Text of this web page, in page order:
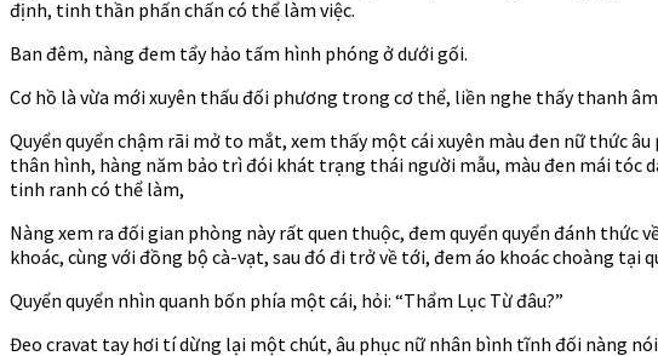
định, tinh thần phấn chấn có thể làm việc.
Ban đêm, nàng đem tẩy hảo tấm hình phóng ở dưới gối.
Cơ hồ là vừa mới xuyên thấu đối phương trong cơ thể, liền nghe thấy thanh
Quyển quyển chậm rãi mở to mắt, xem thấy một cái xuyên màu đen nữ thức
thân hình, hàng năm bảo trì đói khát trạng thái người mẫu, màu đen mái tóc
tinh ranh có thể làm,
Nàng xem ra đối gian phòng này rất quen thuộc, đem quyển quyển đánh thức
khoác, cùng với đồng bộ cà-vạt, sau đó đi trở về tới, đem áo khoác choàng tại
Quyển quyển nhìn quanh bốn phía một cái, hỏi: “Thẩm Lục Từ đâu?”
Đeo cravat tay hơi tí dừng lại một chút, âu phục nữ nhân bình tĩnh đối nàng